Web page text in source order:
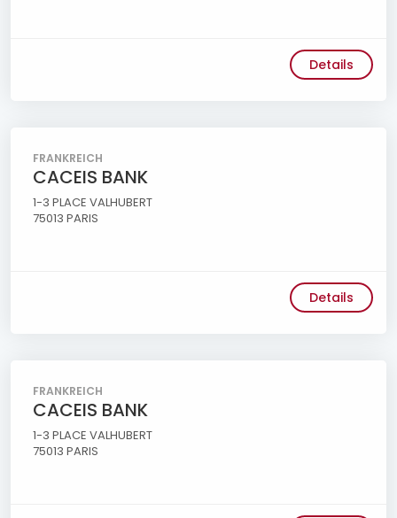
Details
FRANKREICH
CACEIS BANK
1-3 PLACE VALHUBERT
75013 PARIS
Details
FRANKREICH
CACEIS BANK
1-3 PLACE VALHUBERT
75013 PARIS